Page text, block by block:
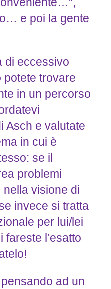
e poi la gente
di eccessivo
potete trovare
in un percorso
Asch e valutate
in cui è
se il
problemi
nella visione di
invece si tratta
per lui/lei
l’esatto
ad un